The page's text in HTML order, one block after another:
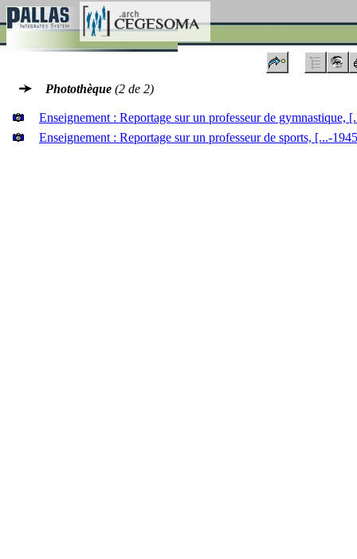
Photothèque (2 de 2)
Enseignement : Reportage sur un professeur de gymnastique,
Enseignement : Reportage sur un professeur de sports, [...-